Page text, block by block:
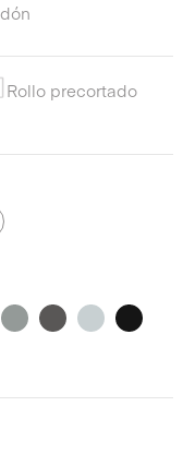
Rollo precortado